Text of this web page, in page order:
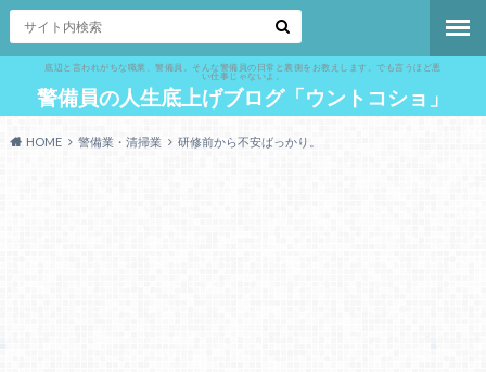
底辺と言われがちな職業、警備員。そんな警備員の日常と裏側をお教えします。でも言うほど悪
い仕事じゃないよ。
警備員の人生底上げブログ「ウントコショ」
HOME 警備業・清掃業 研修前から不安ばっかり。